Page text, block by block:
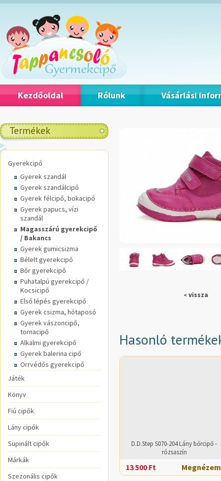
Kezdőoldal Rólunk Vásárlási
Termékek
Gyerekcipő
Gyerek szandál
Gyerek szandálcipő
Gyerek félcipő, bokacipő
Gyerek papucs, vízi
szandál
Magasszárú gyerekcipő
/ Bakancs
Gyerek gumicsizma
Bélelt gyerekcipő
Bőr gyerekcipő
Puhatalpú gyerekcipő /
Kocsicipő
Első lépés gyerekcipő
Gyerek csizma, hótaposó
Gyerek vászoncipő,
tornacipő
Alkalmi gyerekcipő
Gyerek balerina cipő
Orrvédős gyerekcipő
Játék
Könyv
Fiú cipők
Lány cipők
Supinált cipők
Márkák
Szezonális cipők
< vissza
Hasonló
D.D.Step S070-204 Lány bőrcipő -
rózsaszín
13 500 Ft Megnézem